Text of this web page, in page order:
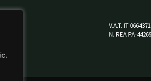
V.A.T. IT
N. REA PA-